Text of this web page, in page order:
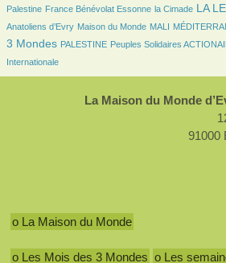
Palestine
136/2410France Bénévolat Essonne
42/2410 la Cimade
893/2410 LA
20/2410
Anatoliens d’Evry
63/2410 Maison du Monde
31/2410 MALI
6/2410
166/2410
970/2410
3 Mondes
70/2410 PALESTINE
83/2410 Peuples Solidaires
96/2410
222/2410
Internationale
La Maison du Monde
91000
o La Maison du Monde
o Les Mois des 3 Mondes o Les